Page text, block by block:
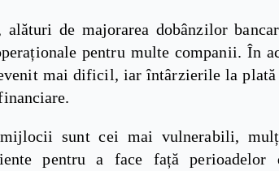
de majorarea dobânzilor
pentru multe companii. În
mai dificil, iar întârzierile la
sunt cei mai vulnerabili,
pentru a face față perioadelor